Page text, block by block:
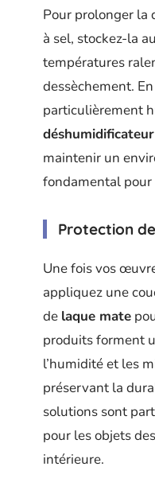
Pour prolonger la
à sel, stockez-la au
températures
dessèchement.
particulièrement
déshumidificateur
maintenir un
fondamental
Protection
Une fois vos
appliquez une
de laque mate
produits forment
l’humidité et les
préservant la
solutions sont
pour les objets
intérieure.